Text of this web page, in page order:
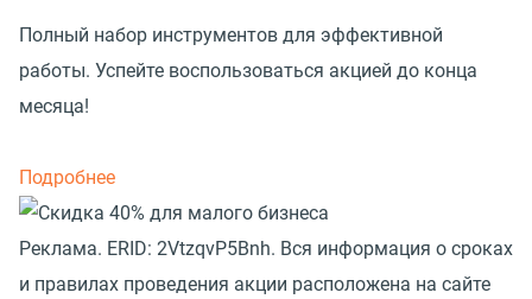
Полный набор инструментов для эффективной
работы. Успейте воспользоваться акцией до конца
месяца!
Подробнее
Реклама. ERID: 2VtzqvP5Bnh. Вся информация о сроках
и правилах проведения акции расположена на сайте